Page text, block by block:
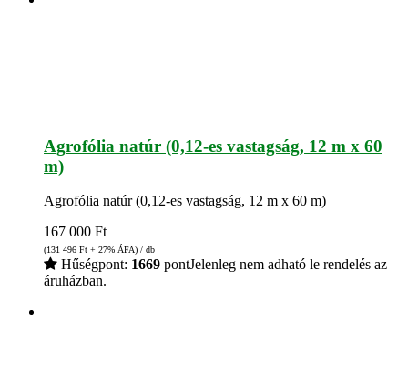
Agrofólia natúr (0,12-es vastagság, 12 m x 60
m)
Agrofólia natúr (0,12-es vastagság, 12 m x 60 m)
167 000 Ft
(131 496 Ft + 27% ÁFA) / db
Hűségpont: 1669 pontJelenleg nem adható le rendelés az
áruházban.